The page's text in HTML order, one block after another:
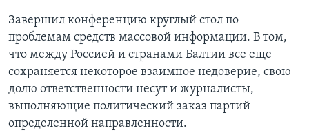
Завершил конференцию круглый стол по
проблемам средств массовой информации. В том,
что между Россией и странами Балтии все еще
сохраняется некоторое взаимное недоверие, свою
долю ответственности несут и журналисты,
выполняющие политический заказ партий
определенной направленности.